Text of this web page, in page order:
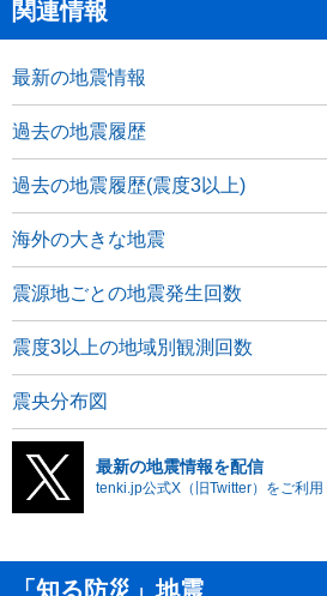
関連情報
最新の地震情報
過去の地震履歴
過去の地震履歴(震度3以上)
海外の大きな地震
震源地ごとの地震発生回数
震度3以上の地域別観測回数
震央分布図
最新の地震情報を配信
tenki.jp公式X（旧Twitter）をご利用
「知る防災」地震